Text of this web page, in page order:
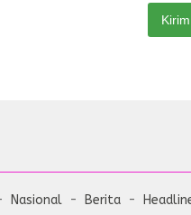
Nasional Berita